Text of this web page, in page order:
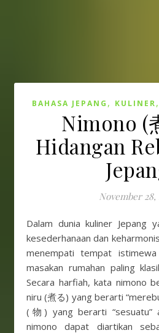
BAHASA JEPANG , KULINER,
Nimono (
Hidangan
November 28,
Dalam dunia kuliner Jepang yang terkenal dengan
kesederhanaan dan
menempati tempat
masakan rumahan paling
Secara harfiah, kata nimono
niru (煮る) yang berarti
(物) yang berarti “sesuatu”
nimono dapat diartikan